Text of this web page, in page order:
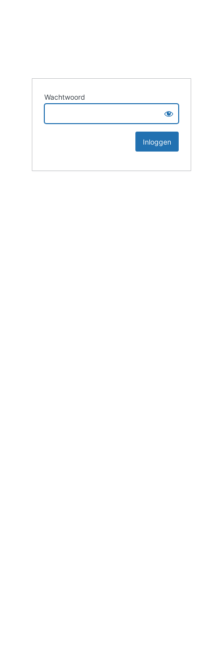
Wachtwoord